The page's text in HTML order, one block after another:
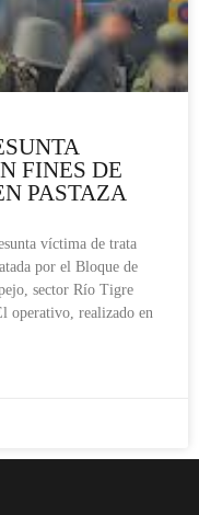
FINES DE
PASTAZA
víctima de trata
por el Bloque de
sector Río Tigre
operativo, realizado en